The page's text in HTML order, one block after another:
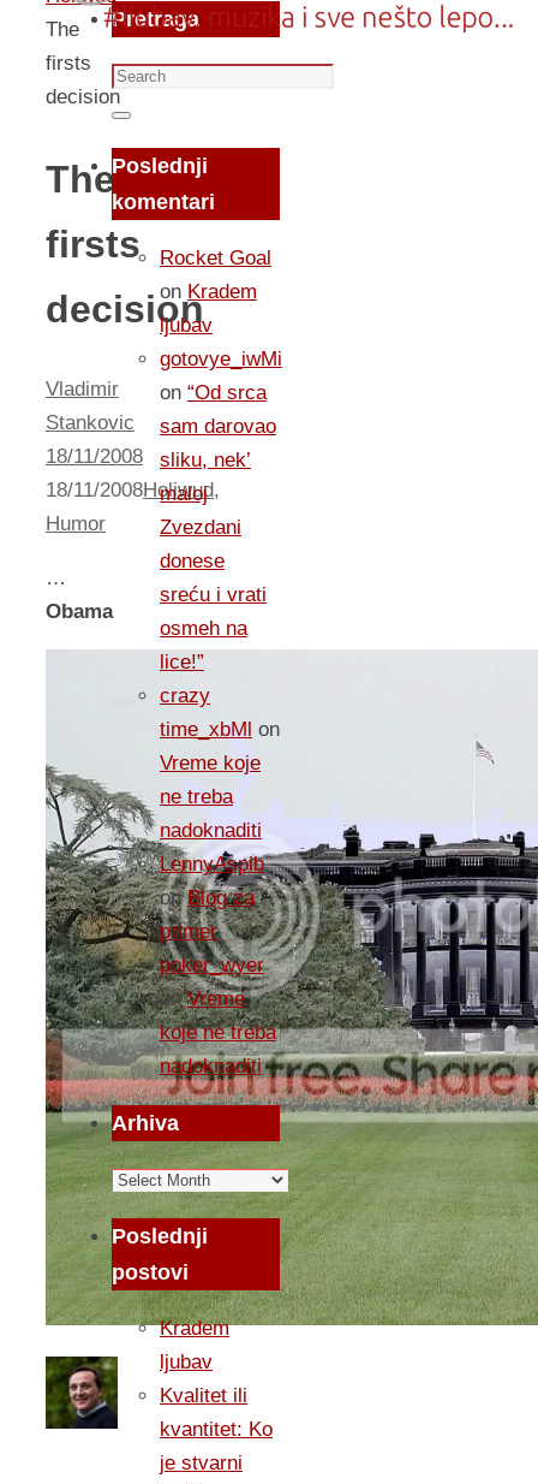
The
firsts
decision
The
firsts
decision
Vladimir
Stankovic
18/11/2008
18/11/2008Holiwud,
Humor
…
Obama
Pretraga
Search
for:
Search
Poslednji
komentari
Rocket Goal
on Kradem
ljubav
gotovye_iwMi
on “Od srca
sam darovao
sliku, nek’
maloj
Zvezdani
donese
sreću i vrati
osmeh na
lice!”
crazy
time_xbMl on
Vreme koje
ne treba
nadoknaditi
LennyAspib
onBlog za
primer
poker_wyer
onVreme
koje ne treba
nadoknaditi
Arhiva
Arhiva
Poslednji
postovi
Kradem
ljubav
Kvalitet ili
kvantitet: Ko
je stvarni